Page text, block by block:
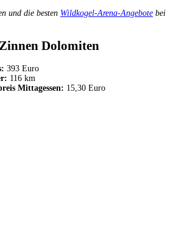
und die besten Wildkogel-Arena-Angebote bei
Dolomiten
393 Euro
116 km
Mittagessen: 15,30 Euro